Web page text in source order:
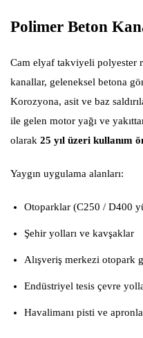
Polimer Beton
Cam elyaf takviyeli polyester
kanallar, geleneksel betona
Korozyona, asit ve baz
ile gelen motor yağı ve
olarak 25 yıl üzeri kullanım
Yaygın uygulama alanları:
Otoparklar (C250 / D400
Şehir yolları ve kavşaklar
Alışveriş merkezi otopark
Endüstriyel tesis çevre
Havalimanı pisti ve